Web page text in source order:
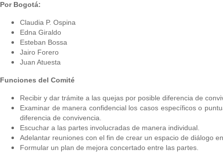
Por Bogotá:
Claudia P. Ospina
Edna Giraldo
Esteban Bossa
Jairo Forero
Juan Atuesta
Funciones del Comité
Recibir y dar trámite a las quejas por posible diferencia de
Examinar de manera confidencial los casos específicos o
diferencia de convivencia.
Escuchar a las partes involucradas de manera individual.
Adelantar reuniones con el fin de crear un espacio de diálogo
Formular un plan de mejora concertado entre las partes.